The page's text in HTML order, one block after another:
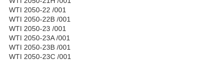
WTI 2050-22 /001
WTI 2050-22B /001
WTI 2050-23 /001
WTI 2050-23A /001
WTI 2050-23B /001
WTI 2050-23C /001